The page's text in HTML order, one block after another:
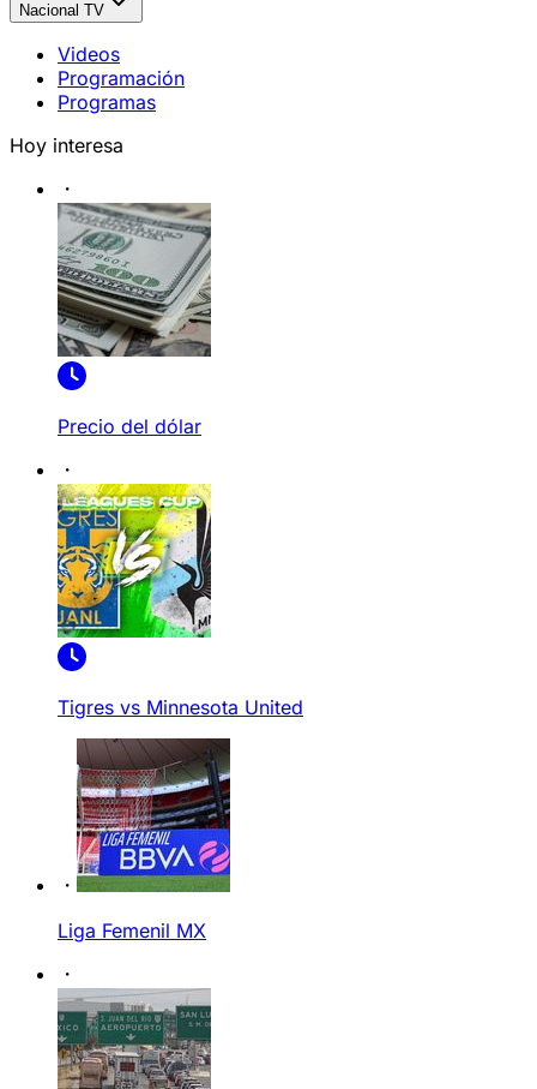
Nacional TV
Videos
Programación
Programas
Hoy interesa
Precio del dólar
Tigres vs Minnesota United
Liga Femenil MX